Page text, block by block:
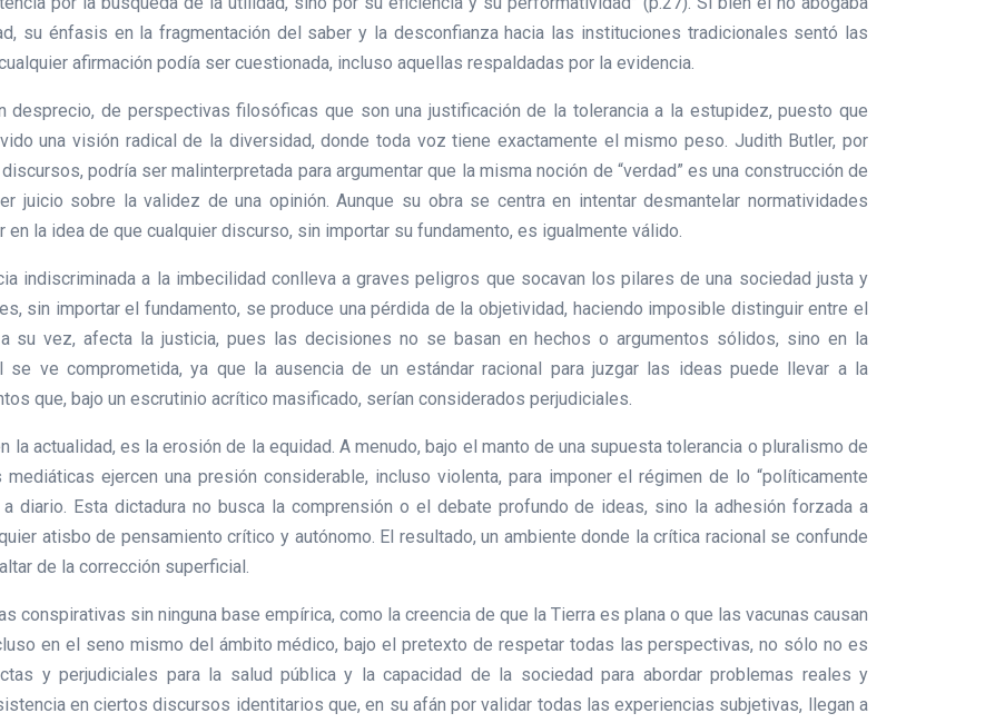
su énfasis en la fragmentación del saber y la desconfianza hacia las instituciones tradicionales sentó las
afirmación podía ser cuestionada, incluso aquellas respaldadas por la evidencia.
desprecio, de perspectivas filosóficas que son una justificación de la tolerancia a la estupidez, puesto que
una visión radical de la diversidad, donde toda voz tiene exactamente el mismo peso. Judith Butler, por
podría ser malinterpretada para argumentar que la misma noción de “verdad” es una construcción de
juicio sobre la validez de una opinión. Aunque su obra se centra en intentar desmantelar normatividades
la idea de que cualquier discurso, sin importar su fundamento, es igualmente válido.
indiscriminada a la imbecilidad conlleva a graves peligros que socavan los pilares de una sociedad justa y
sin importar el fundamento, se produce una pérdida de la objetividad, haciendo imposible distinguir entre el
su vez, afecta la justicia, pues las decisiones no se basan en hechos o argumentos sólidos, sino en la
ve comprometida, ya que la ausencia de un estándar racional para juzgar las ideas puede llevar a la
que, bajo un escrutinio acrítico masificado, serían considerados perjudiciales.
actualidad, es la erosión de la equidad. A menudo, bajo el manto de una supuesta tolerancia o pluralismo de
ejercen una presión considerable, incluso violenta, para imponer el régimen de lo “políticamente
diario. Esta dictadura no busca la comprensión o el debate profundo de ideas, sino la adhesión forzada a
atisbo de pensamiento crítico y autónomo. El resultado, un ambiente donde la crítica racional se confunde
de la corrección superficial.
conspirativas sin ninguna base empírica, como la creencia de que la Tierra es plana o que las vacunas causan
en el seno mismo del ámbito médico, bajo el pretexto de respetar todas las perspectivas, no sólo no es
y perjudiciales para la salud pública y la capacidad de la sociedad para abordar problemas reales y
en ciertos discursos identitarios que, en su afán por validar todas las experiencias subjetivas, llegan a